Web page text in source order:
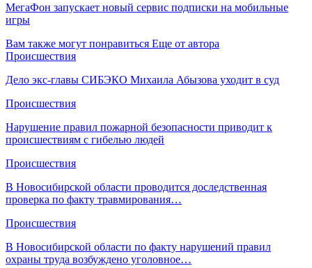
МегаФон запускает новый сервис подписки на мобильные
игры
Вам также могут понравиться Еще от автора
Происшествия
Дело экс-главы СИБЭКО Михаила Абызова уходит в суд
Происшествия
Нарушение правил пожарной безопасности приводит к
происшествиям с гибелью людей
Происшествия
В Новосибирской области проводится доследственная
проверка по факту травмирования…
Происшествия
В Новосибирской области по факту нарушений правил
охраны труда возбуждено уголовное…